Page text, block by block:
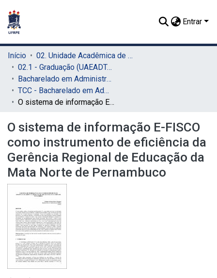
Entrar
Início
02. Unidade Acadêmica de Educação a Distância e Tecnologia (UAEADTec)
02.1 - Graduação (UAEADTec)
Bacharelado em Administração Pública (UAEADTec)
TCC - Bacharelado em Administração Pública (UAEADTec)
O sistema de informação E-FISCO como instrumento de eficiência da Gerência Regional de Educação da Mata Norte de Pernambuco
O sistema de informação E-FISCO
como instrumento de eficiência da
Gerência Regional de Educação da
Mata Norte de Pernambuco